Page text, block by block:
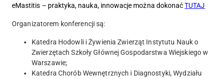
eMastitis – praktyka, nauka, innowacje można dokonaćTUTAJ
Organizatorem konferencji są:
Katedra Hodowli i Żywienia Zwierząt Instytutu Nauk o
Zwierzętach Szkoły Głównej Gospodarstwa Wiejskiego w
Warszawie;
Katedra Chorób Wewnętrznych i Diagnostyki, Wydziału